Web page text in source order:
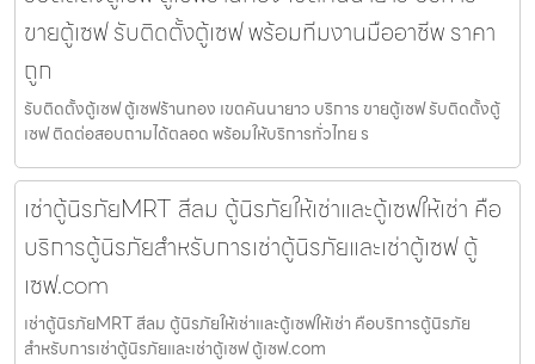
ขายตู้เซฟ รับติดตั้งตู้เซฟ พร้อมทีมงานมืออาชีพ ราคา
ถูก
รับติดตั้งตู้เซฟ ตู้เซฟร้านทอง เขตคันนายาว บริการ ขายตู้เซฟ รับติดตั้งตู้
เซฟ ติดต่อสอบถามได้ตลอด พร้อมให้บริการทั่วไทย ร
เช่าตู้นิรภัยMRT สีลม ตู้นิรภัยให้เช่าและตู้เซฟให้เช่า คือ
บริการตู้นิรภัยสำหรับการเช่าตู้นิรภัยและเช่าตู้เซฟ ตู้
เซฟ.com
เช่าตู้นิรภัยMRT สีลม ตู้นิรภัยให้เช่าและตู้เซฟให้เช่า คือบริการตู้นิรภัย
สำหรับการเช่าตู้นิรภัยและเช่าตู้เซฟ ตู้เซฟ.com